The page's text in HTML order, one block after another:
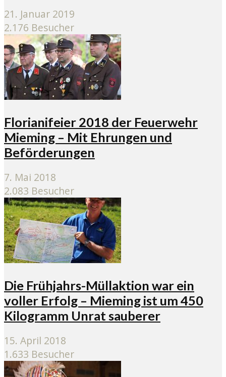
21. Januar 2019
2.176 Besucher
Florianifeier 2018 der Feuerwehr
Mieming – Mit Ehrungen und
Beförderungen
7. Mai 2018
2.083 Besucher
Die Frühjahrs-Müllaktion war ein
voller Erfolg – Mieming ist um 450
Kilogramm Unrat sauberer
15. April 2018
1.633 Besucher